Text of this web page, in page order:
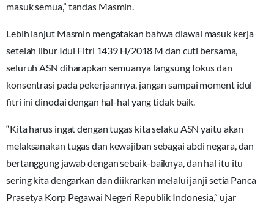
masuk semua,” tandas Masmin.
Lebih lanjut Masmin mengatakan bahwa diawal masuk kerja
setelah libur Idul Fitri 1439 H/2018 M dan cuti bersama,
seluruh ASN diharapkan semuanya langsung fokus dan
konsentrasi pada pekerjaannya, jangan sampai moment idul
fitri ini dinodai dengan hal-hal yang tidak baik.
“Kita harus ingat dengan tugas kita selaku ASN yaitu akan
melaksanakan tugas dan kewajiban sebagai abdi negara, dan
bertanggung jawab dengan sebaik-baiknya, dan hal itu itu
sering kita dengarkan dan diikrarkan melalui janji setia Panca
Prasetya Korp Pegawai Negeri Republik Indonesia,” ujar